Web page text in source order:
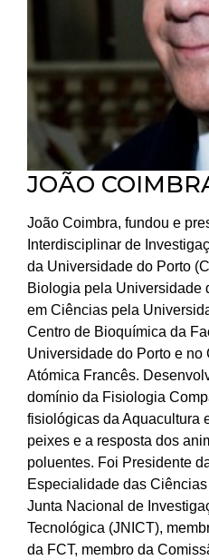
JOÃO
João Coimbra, fundou e
Interdisciplinar de
da Universidade do Porto
Biologia pela Universidade
em Ciências pela
Centro de Bioquímica da
Universidade do Porto e
Atómica Francês.
domínio da Fisiologia
fisiológicas da Aquacultura
peixes e a resposta dos
poluentes. Foi Presidente
Especialidade das
Junta Nacional de
Tecnológica (JNICT),
da FCT, membro da